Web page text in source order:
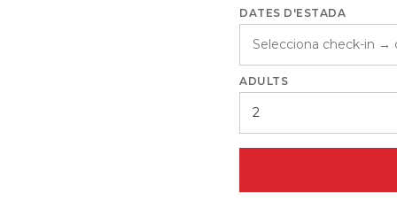
DATES D'ESTADA
ADULTS